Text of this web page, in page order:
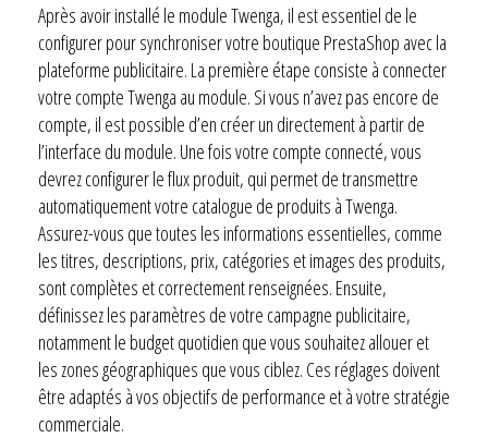
Après avoir installé le module Twenga, il est essentiel de le
configurer pour synchroniser votre boutique PrestaShop avec la
plateforme publicitaire. La première étape consiste à connecter
votre compte Twenga au module. Si vous n’avez pas encore de
compte, il est possible d’en créer un directement à partir de
l’interface du module. Une fois votre compte connecté, vous
devrez configurer le flux produit, qui permet de transmettre
automatiquement votre catalogue de produits à Twenga.
Assurez-vous que toutes les informations essentielles, comme
les titres, descriptions, prix, catégories et images des produits,
sont complètes et correctement renseignées. Ensuite,
définissez les paramètres de votre campagne publicitaire,
notamment le budget quotidien que vous souhaitez allouer et
les zones géographiques que vous ciblez. Ces réglages doivent
être adaptés à vos objectifs de performance et à votre stratégie
commerciale.